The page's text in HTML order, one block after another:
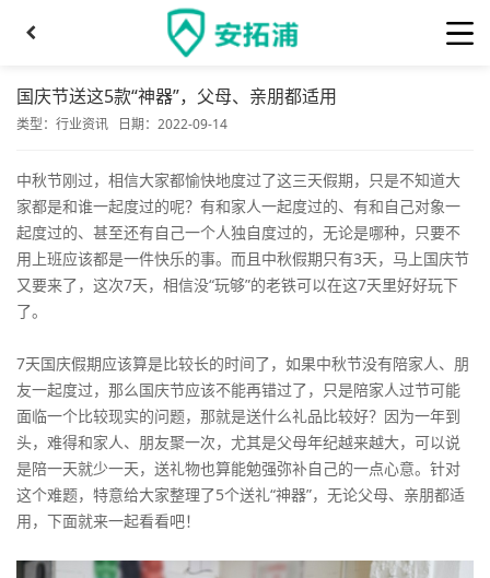
国庆节送这5款“神器”，父母、亲朋都适用
类型： 行业资讯 日期：2022-09-14
中秋节刚过，相信大家都愉快地度过了这三天假期，只是不知道大
家都是和谁一起度过的呢？有和家人一起度过的、有和自己对象一
起度过的、甚至还有自己一个人独自度过的，无论是哪种，只要不
用上班应该都是一件快乐的事。而且中秋假期只有3天，马上国庆节
又要来了，这次7天，相信没“玩够”的老铁可以在这7天里好好玩下
了。
7天国庆假期应该算是比较长的时间了，如果中秋节没有陪家人、朋
友一起度过，那么国庆节应该不能再错过了，只是陪家人过节可能
面临一个比较现实的问题，那就是送什么礼品比较好？因为一年到
头，难得和家人、朋友聚一次，尤其是父母年纪越来越大，可以说
是陪一天就少一天，送礼物也算能勉强弥补自己的一点心意。针对
这个难题，特意给大家整理了5个送礼“神器”，无论父母、亲朋都适
用，下面就来一起看看吧！